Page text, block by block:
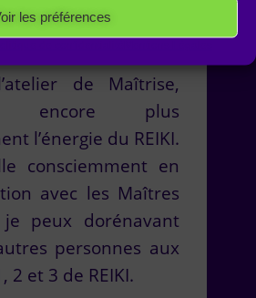
les préférences
qui acceptent de
énergie.
de Maîtrise,
encore plus
l’énergie du REIKI.
consciemment en
avec les Maîtres
je peux dorénavant
personnes aux
2 et 3 de REIKI.